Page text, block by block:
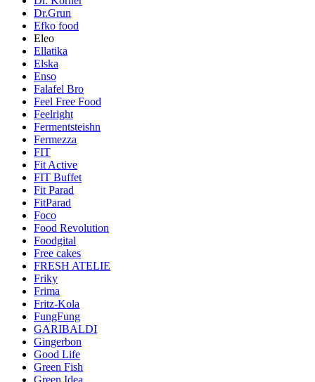
Dr.Grun
Efko food
Eleo
Ellatika
Elska
Enso
Falafel Bro
Feel Free Food
Feelright
Fermentsteishn
Fermezza
FIT
Fit Active
FIT Buffet
Fit Parad
FitParad
Foco
Food Revolution
Foodgital
Free cakes
FRESH ATELIE
Friky
Frima
Fritz-Kola
FungFung
GARIBALDI
Gingerbon
Good Life
Green Fish